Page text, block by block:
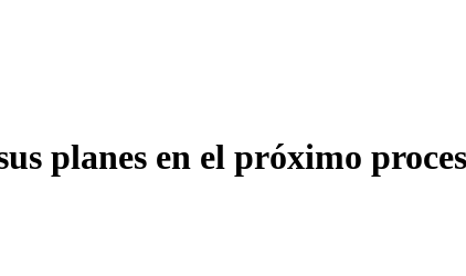
planes en el próximo